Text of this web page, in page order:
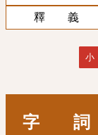
釋 義
小
字 詞